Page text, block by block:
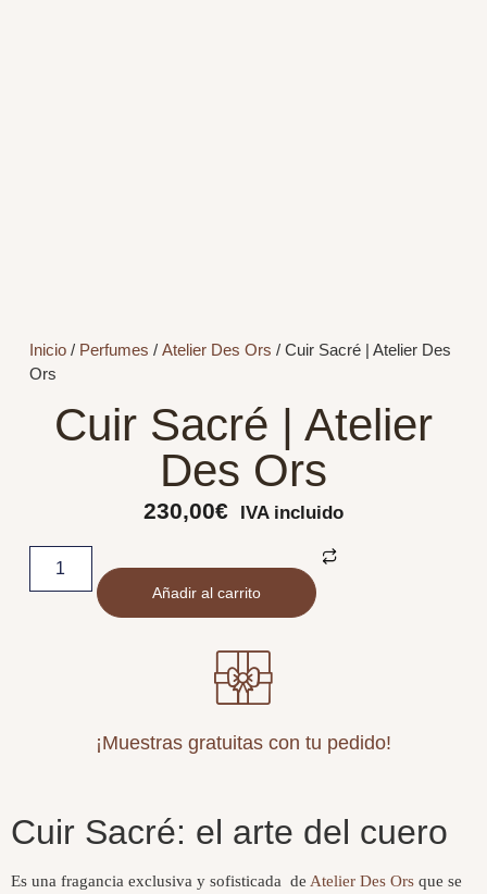
Inicio/ Perfumes / Atelier Des Ors / Cuir Sacré | Atelier Des
Ors
Cuir Sacré | Atelier
Des Ors
230,00€ IVA incluido
Añadir al carrito
¡Muestras gratuitas con tu pedido!
Cuir Sacré: el arte del cuero
Es una fragancia exclusiva y sofisticada de Atelier Des Ors que se